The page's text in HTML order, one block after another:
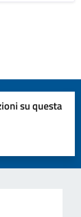
su questa